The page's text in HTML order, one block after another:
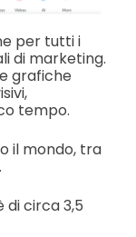
per tutti i
di marketing.
grafiche
tempo.
il mondo, tra
di circa 3,5